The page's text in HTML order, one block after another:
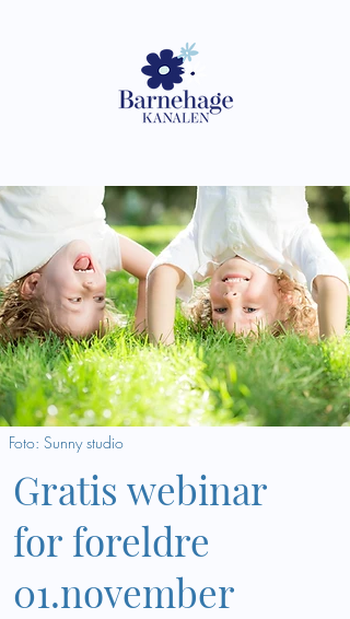
Foto: Sunny studio
Gratis webinar
for foreldre
01.november